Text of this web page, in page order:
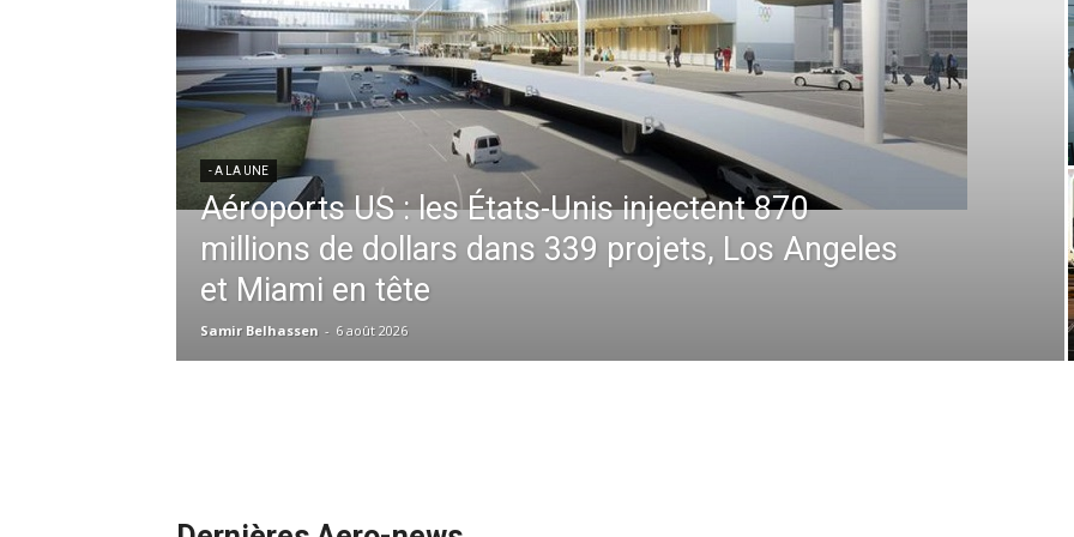
- A LA UNE
Météo aéronautique 2026 : De la prévision à
l’anticipation absolue, comment la technologie
redéfinit les opérations en plein ciel et au sol
Samir Belhassen - 24 juillet 2026